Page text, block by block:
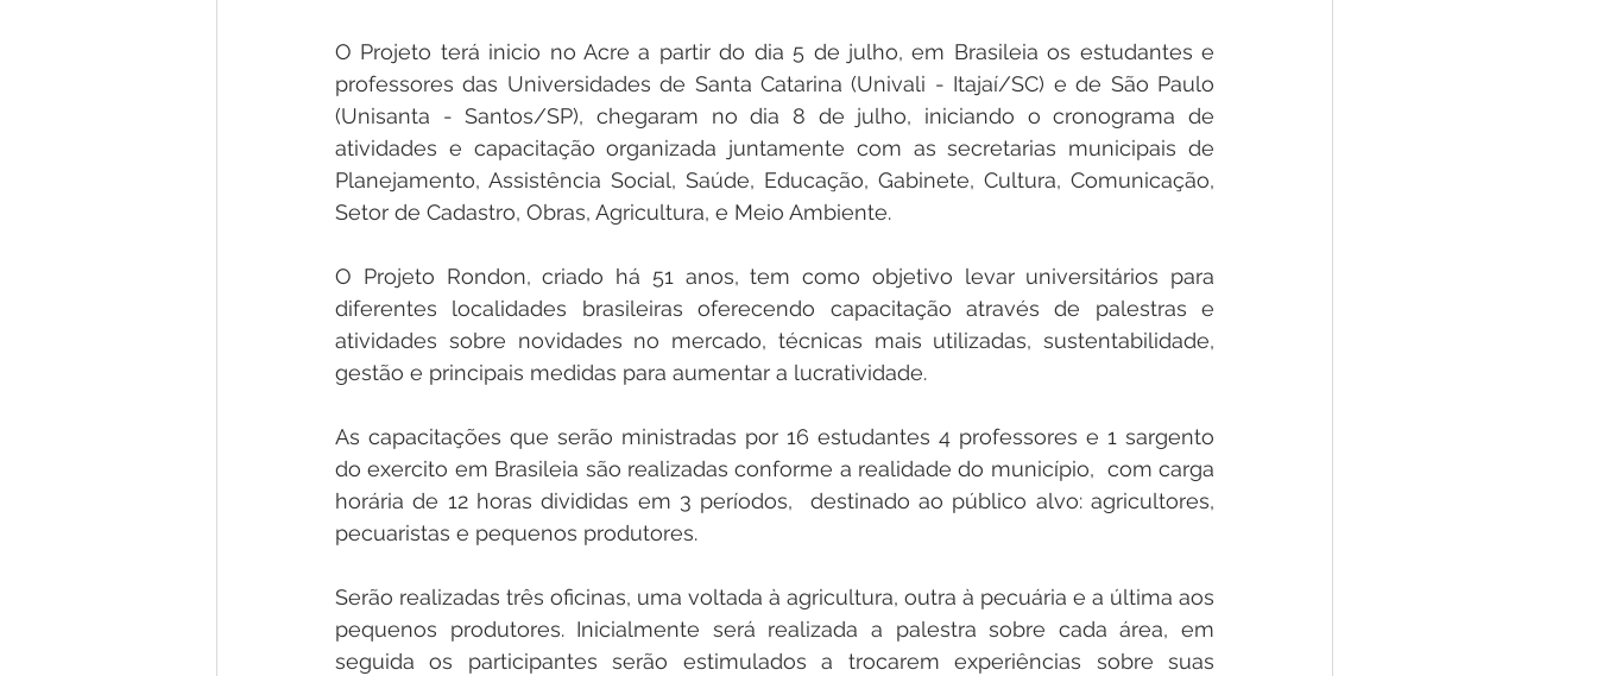
O Projeto terá inicio no Acre a partir do dia 5 de julho, em Brasileia os estudantes e
professores das Universidades de Santa Catarina (Univali - Itajaí/SC) e de São Paulo
(Unisanta - Santos/SP), chegaram no dia 8 de julho, iniciando o cronograma de
atividades e capacitação organizada juntamente com as secretarias municipais de
Planejamento, Assistência Social, Saúde, Educação, Gabinete, Cultura, Comunicação,
Setor de Cadastro, Obras, Agricultura, e Meio Ambiente.
O Projeto Rondon, criado há 51 anos, tem como objetivo levar universitários para
diferentes localidades brasileiras oferecendo capacitação através de palestras e
atividades sobre novidades no mercado, técnicas mais utilizadas, sustentabilidade,
gestão e principais medidas para aumentar a lucratividade.
As capacitações que serão ministradas por 16 estudantes 4 professores e 1 sargento
do exercito em Brasileia são realizadas conforme a realidade do município,  com carga
horária de 12 horas divididas em 3 períodos,  destinado ao público alvo: agricultores,
pecuaristas e pequenos produtores.
Serão realizadas três oficinas, uma voltada à agricultura, outra à pecuária e a última aos
pequenos produtores. Inicialmente será realizada a palestra sobre cada área, em
seguida os participantes serão estimulados a trocarem experiências sobre suas